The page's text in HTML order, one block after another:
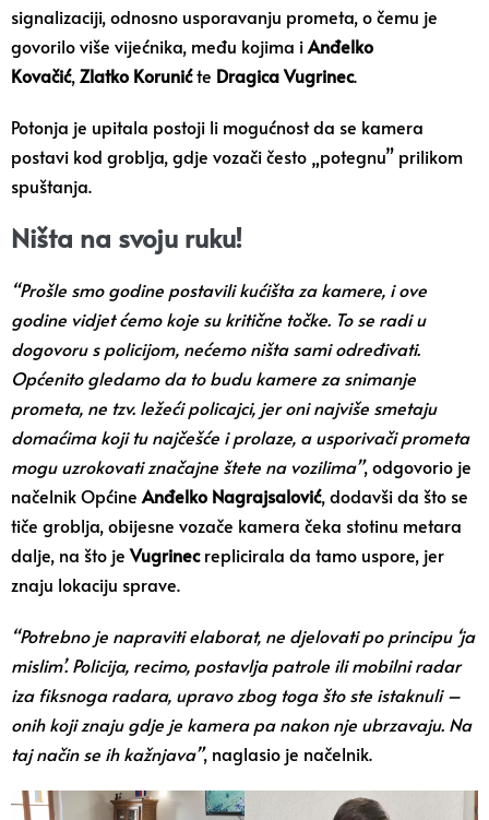
signalizaciji, odnosno usporavanju prometa, o čemu je
govorilo više vijećnika, među kojima iAnđelko
Kovačić,Zlatko Korunićte Dragica Vugrinec.
Potonja je upitala postoji li mogućnost da se kamera
postavi kod groblja, gdje vozači često „potegnu” prilikom
spuštanja.
Ništa na svoju ruku!
“Prošle smo godine postavili kućišta za kamere, i ove
godine vidjet ćemo koje su kritične točke. To se radi u
dogovoru s policijom, nećemo ništa sami određivati.
Općenito gledamo da to budu kamere za snimanje
prometa, ne tzv. ležeći policajci, jer oni najviše smetaju
domaćima koji tu najčešće i prolaze, a usporivači prometa
mogu uzrokovati značajne štete na vozilima”, odgovorio je
načelnik Općine Anđelko Nagrajsalović, dodavši da što se
tiče groblja, obijesne vozače kamera čeka stotinu metara
dalje, na što jeVugrinecreplicirala da tamo uspore, jer
znaju lokaciju sprave.
“Potrebno je napraviti elaborat, ne djelovati po principu ‘ja
mislim’. Policija, recimo, postavlja patrole ili mobilni radar
iza fiksnoga radara, upravo zbog toga što ste istaknuli –
onih koji znaju gdje je kamera pa nakon nje ubrzavaju. Na
taj način se ih kažnjava”, naglasio je načelnik.